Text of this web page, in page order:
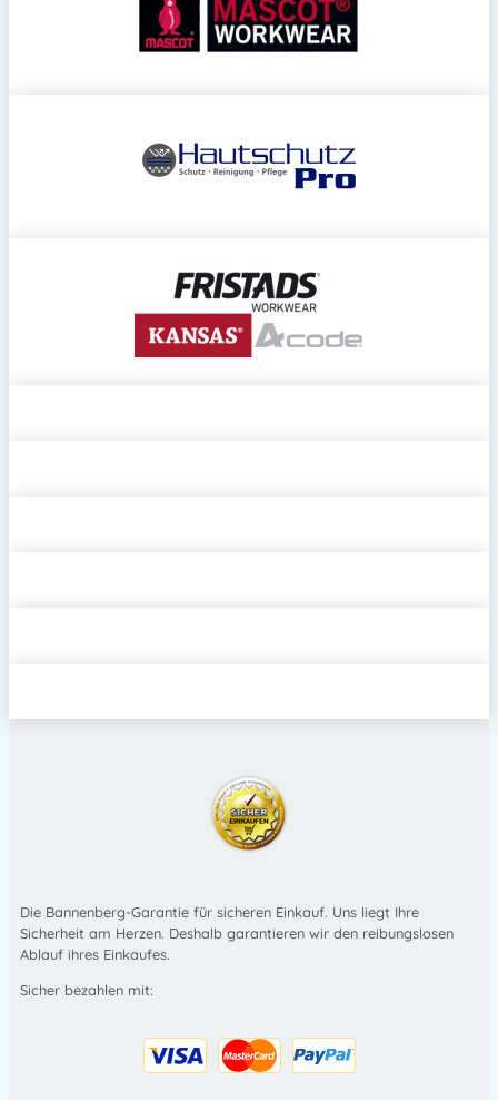
Die Bannenberg-Garantie für sicheren Einkauf. Uns liegt Ihre
Sicherheit am Herzen. Deshalb garantieren wir den reibungslosen
Ablauf ihres Einkaufes.
Sicher bezahlen mit: